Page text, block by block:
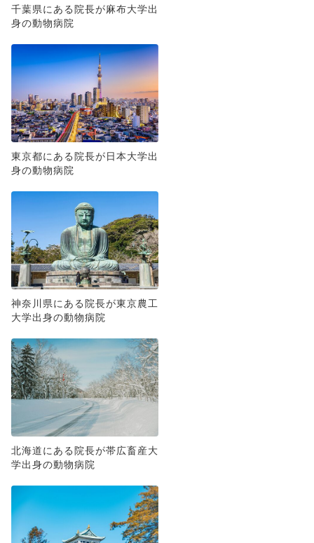
千葉県にある院長が麻布大学出
身の動物病院
東京都にある院長が日本大学出
身の動物病院
神奈川県にある院長が東京農工
大学出身の動物病院
北海道にある院長が帯広畜産大
学出身の動物病院